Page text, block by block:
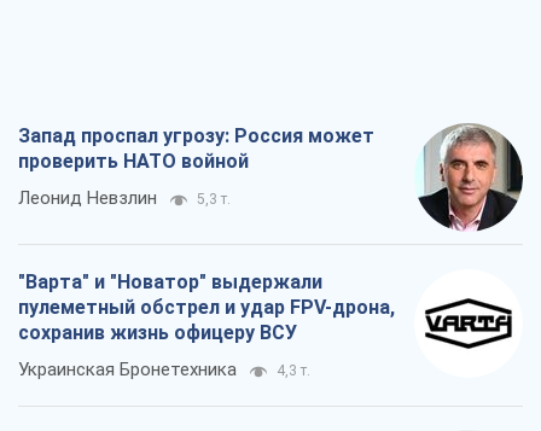
Запад проспал угрозу: Россия может
проверить НАТО войной
Леонид Невзлин 5,3 т.
"Варта" и "Новатор" выдержали
пулеметный обстрел и удар FPV-дрона,
сохранив жизнь офицеру ВСУ
Украинская Бронетехника 4,3 т.